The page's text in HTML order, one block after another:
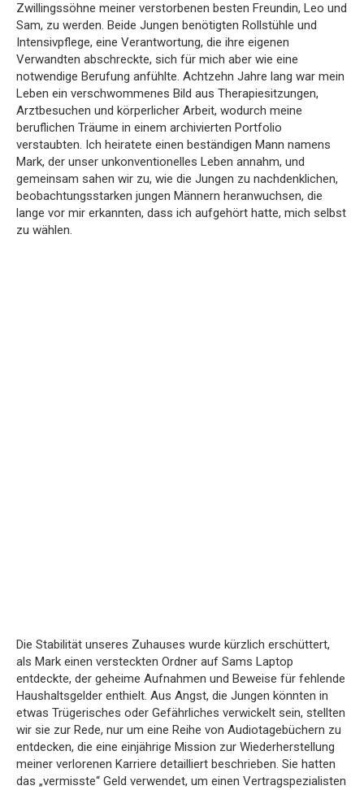
Zwillingssöhne meiner verstorbenen besten Freundin, Leo und
Sam, zu werden. Beide Jungen benötigten Rollstühle und
Intensivpflege, eine Verantwortung, die ihre eigenen
Verwandten abschreckte, sich für mich aber wie eine
notwendige Berufung anfühlte. Achtzehn Jahre lang war mein
Leben ein verschwommenes Bild aus Therapiesitzungen,
Arztbesuchen und körperlicher Arbeit, wodurch meine
beruflichen Träume in einem archivierten Portfolio
verstaubten. Ich heiratete einen beständigen Mann namens
Mark, der unser unkonventionelles Leben annahm, und
gemeinsam sahen wir zu, wie die Jungen zu nachdenklichen,
beobachtungsstarken jungen Männern heranwuchsen, die
lange vor mir erkannten, dass ich aufgehört hatte, mich selbst
zu wählen.
Die Stabilität unseres Zuhauses wurde kürzlich erschüttert,
als Mark einen versteckten Ordner auf Sams Laptop
entdeckte, der geheime Aufnahmen und Beweise für fehlende
Haushaltsgelder enthielt. Aus Angst, die Jungen könnten in
etwas Trügerisches oder Gefährliches verwickelt sein, stellten
wir sie zur Rede, nur um eine Reihe von Audiotagebüchern zu
entdecken, die eine einjährige Mission zur Wiederherstellung
meiner verlorenen Karriere detailliert beschrieben. Sie hatten
das „vermisste“ Geld verwendet, um einen Vertragspezialisten